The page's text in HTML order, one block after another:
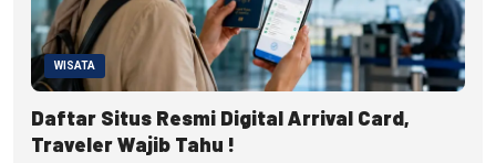
WISATA
Daftar Situs Resmi Digital Arrival Card,
Traveler Wajib Tahu !